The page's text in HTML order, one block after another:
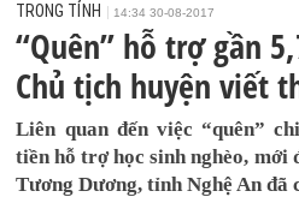
TRONG TỈNH 14:34 30-08-2017
“Quên” hỗ trợ gần
Chủ tịch huyện viết
Liên quan đến việc “quên”
tiền hỗ trợ học sinh nghèo, mới
Tương Dương, tỉnh Nghệ An